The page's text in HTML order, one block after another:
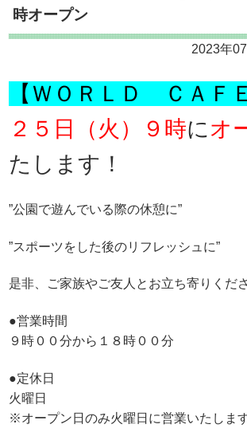
時オープン
2023年
【ＷＯＲＬＤ ＣＡＦＥ
２５日（火）９時にオ
たします！
”公園で遊んでいる際の休憩に”
”スポーツをした後のリフレッシュに”
是非、ご家族やご友人とお立ち寄りくだ
●営業時間
９時００分から１８時００分
●定休日
火曜日
※オープン日のみ火曜日に営業いたします